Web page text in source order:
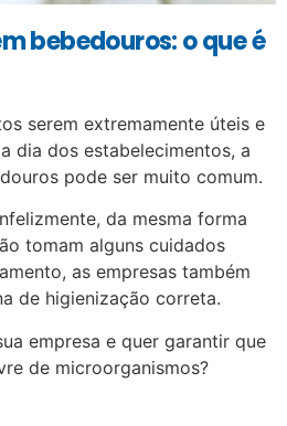
bebedouros: o que é
serem extremamente úteis e
dia dos estabelecimentos, a
pode ser muito comum.
da mesma forma
tomam alguns cuidados
as empresas também
de higienização correta.
empresa e quer garantir que
de microorganismos?